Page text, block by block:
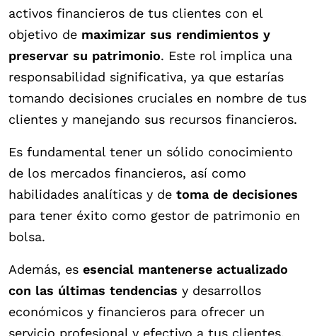
activos financieros de tus clientes con el
objetivo de maximizar sus rendimientos y
preservar su patrimonio. Este rol implica una
responsabilidad significativa, ya que estarías
tomando decisiones cruciales en nombre de tus
clientes y manejando sus recursos financieros.
Es fundamental tener un sólido conocimiento
de los mercados financieros, así como
habilidades analíticas y de toma de decisiones
para tener éxito como gestor de patrimonio en
bolsa.
Además, es esencial mantenerse actualizado
con las últimas tendencias y desarrollos
económicos y financieros para ofrecer un
servicio profesional y efectivo a tus clientes.